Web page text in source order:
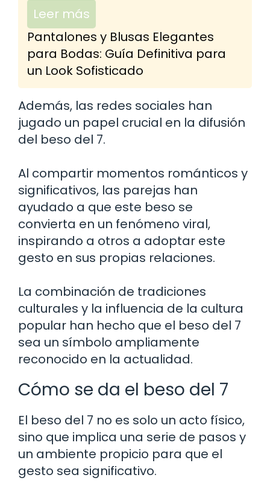
Leer más
Pantalones y Blusas Elegantes
para Bodas: Guía Definitiva para
un Look Sofisticado
Además, las redes sociales han
jugado un papel crucial en la difusión
del beso del 7.
Al compartir momentos románticos y
significativos, las parejas han
ayudado a que este beso se
convierta en un fenómeno viral,
inspirando a otros a adoptar este
gesto en sus propias relaciones.
La combinación de tradiciones
culturales y la influencia de la cultura
popular han hecho que el beso del 7
sea un símbolo ampliamente
reconocido en la actualidad.
Cómo se da el beso del 7
El beso del 7 no es solo un acto físico,
sino que implica una serie de pasos y
un ambiente propicio para que el
gesto sea significativo.